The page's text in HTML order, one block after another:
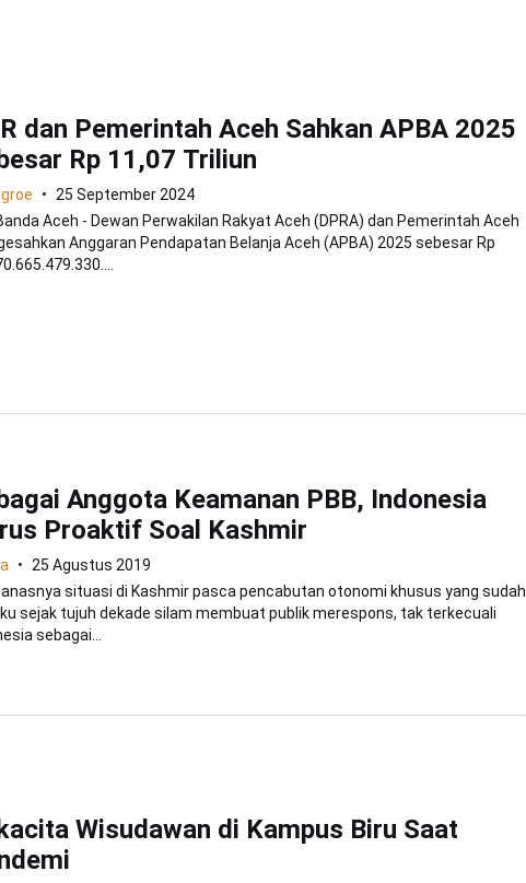
dan Pemerintah Aceh Sahkan APBA 2025
Rp 11,07 Triliun
25 September 2024
Aceh - Dewan Perwakilan Rakyat Aceh (DPRA) dan Pemerintah Aceh
Anggaran Pendapatan Belanja Aceh (APBA) 2025 sebesar Rp
Anggota Keamanan PBB, Indonesia
Proaktif Soal Kashmir
25 Agustus 2019
situasi di Kashmir pasca pencabutan otonomi khusus yang sudah
sejak tujuh dekade silam membuat publik merespons, tak terkecuali
sebagai...
Wisudawan di Kampus Biru Saat